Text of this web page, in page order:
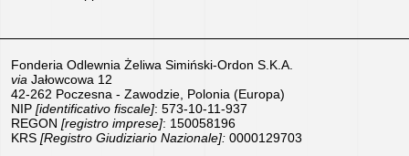
nostri
prodotti
Lavoro
–
Proponiti
Fonderia Odlewnia Żeliwa Simiński-Ordon S.K.A.
via Jałowcowa 12
42-262 Poczesna - Zawodzie, Polonia (Europa)
NIP [identificativo fiscale]: 573-10-11-937
REGON [registro imprese]: 150058196
KRS [Registro Giudiziario Nazionale]: 0000129703